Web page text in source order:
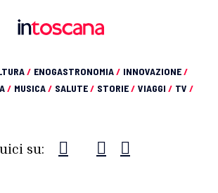
/ ENOGASTRONOMIA/ INNOVAZIONE/
/ MUSICA/ SALUTE/ STORIE/ VIAGGI / TV /
su: